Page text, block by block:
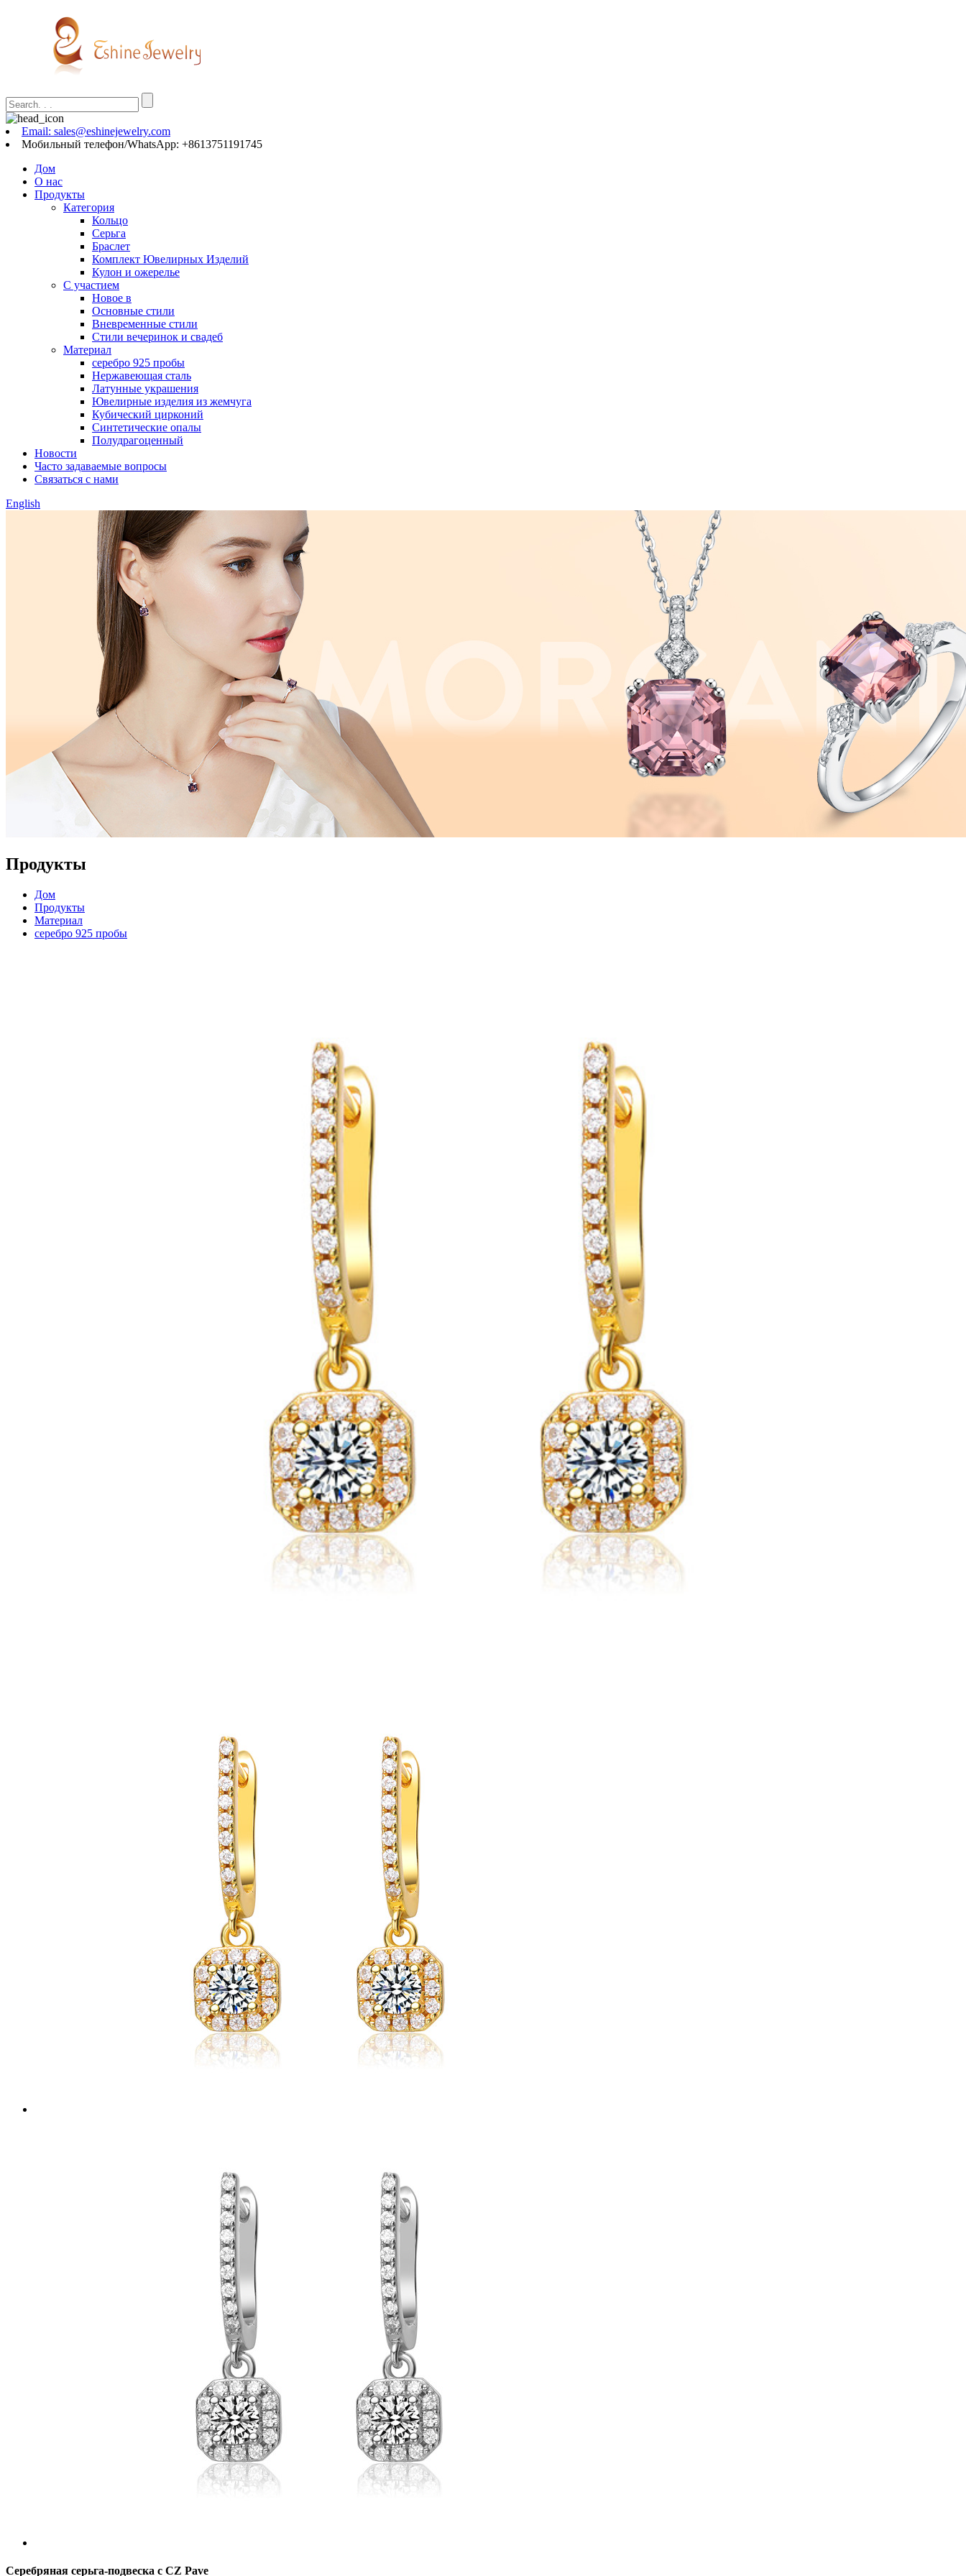
Email: sales@eshinejewelry.com
Мобильный телефон/WhatsApp: +8613751191745
Дом
О нас
Продукты
Категория
Кольцо
Серьга
Браслет
Комплект Ювелирных Изделий
Кулон и ожерелье
С участием
Новое в
Основные стили
Вневременные стили
Стили вечеринок и свадеб
Материал
серебро 925 пробы
Нержавеющая сталь
Латунные украшения
Ювелирные изделия из жемчуга
Кубический цирконий
Синтетические опалы
Полудрагоценный
Новости
Часто задаваемые вопросы
Связаться с нами
English
Продукты
Дом
Продукты
Материал
серебро 925 пробы
Серебряная серьга-подвеска с CZ Pave